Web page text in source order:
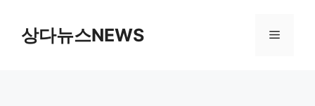
상다뉴스NEWS 메